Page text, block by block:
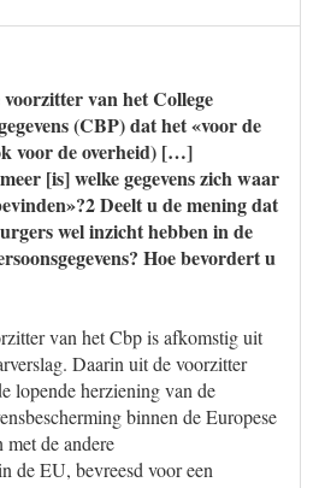
van het College
(CBP) dat het «voor de
voor de overheid) […]
[is] welke gegevens zich waar
Deelt u de mening dat
wel inzicht hebben in de
Hoe bevordert u
van het Cbp is afkomstig uit
Daarin uit de voorzitter
lopende herziening van de
binnen de Europese
de andere
de EU, bevreesd voor een